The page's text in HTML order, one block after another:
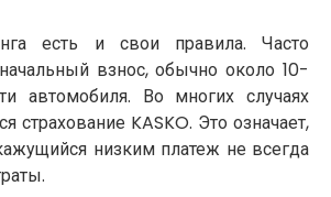
есть и свои правила. Часто
взнос, обычно около 10-
автомобиля. Во многих случаях
страхование KASKO. Это означает,
низким платеж не всегда